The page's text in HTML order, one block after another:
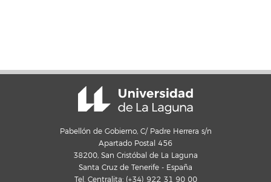
Pabellón de Gobierno, C/ Padre Herrera s/n
Apartado Postal 456
38200, San Cristóbal de La Laguna
Santa Cruz de Tenerife - España
Tel. Centralita: (+34) 922 31 90 00